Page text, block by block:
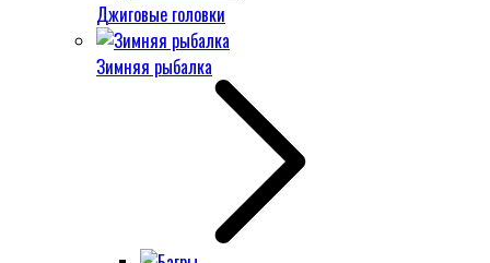
Джиговые головки
Зимняя рыбалка